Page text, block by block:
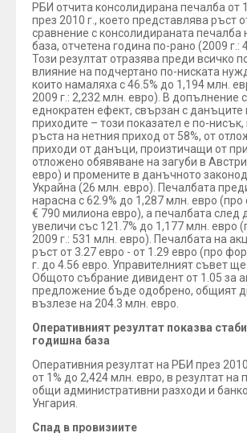
РБИ отчита консолидирана печалба от
през 2010 г., което представлява ръст
сравнение с консолидираната печалба
база, отчетена година по-рано (2009 г.:
Този резултат отразява преди всичко
влияние на подчертано по-ниската
които намаляха с 46.5% до 1,194 млн.
2009 г.: 2,232 млн. евро). В допълнение
еднократен ефект, свързан с данъците
приходите – този показател е по-
ръста на нетния приход от 58%, от
приходи от данъци, произтичащи от
отложено обявяване на загуби в
евро) и промените в данъчното
Украйна (26 млн. евро). Печалбата
нарасна с 62.9% до 1,287 млн. евро
€ 790 милиона евро), а печалбата след
увеличи със 121.7% до 1,177 млн. евро
2009 г.: 531 млн. евро). Печалбата на
ръст от 3.27 евро - от 1.29 евро (про
г. до 4.56 евро. Управителният съвет
Общото събрание дивидент от 1.05 за
предложение бъде одобрено, общият
възлезе на 204.3 млн. евро.
Оперативният резултат показва
годишна база
Оперативния резултат на РБИ през
от 1% до 2,424 млн. евро, в резултат на
общи административни разходи и
Унгария.
Спад в провизиите